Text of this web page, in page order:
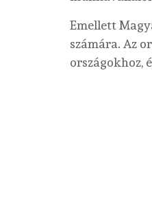
Emellett
számára. Az
országokhoz,